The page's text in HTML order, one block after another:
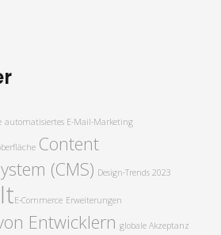
automatisiertes E-Mail-Marketing
Content
(CMS) Design-Trends 2023
E-Commerce Erweiterungen
Entwicklern globale Akzeptanz